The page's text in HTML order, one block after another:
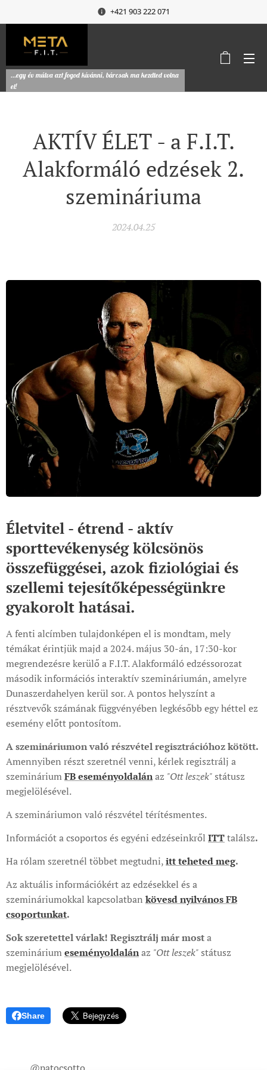
+421 903 222 071
...egy év múlva azt fogod kívánni, bárcsak ma kezdted volna
el!
AKTÍV ÉLET - a F.I.T.
Alakformáló edzések 2.
szemináriuma
2024.04.25
Életvitel - étrend - aktív
sporttevékenység kölcsönös
összefüggései, azok fiziológiai és
szellemi tejesítőképességünkre
gyakorolt hatásai.
A fenti alcímben tulajdonképen el is mondtam, mely
témákat érintjük majd a 2024. május 30-án, 17:30-kor
megrendezésre kerülő a F.I.T. Alakformáló edzéssorozat
második információs interaktív szemináriumán, amelyre
Dunaszerdahelyen kerül sor. A pontos helyszínt a
résztvevők számának függvényében legkésőbb egy héttel ez
esemény előtt pontosítom.
A szemináriumon való részvétel regisztrációhoz kötött.
Amennyiben részt szeretnél venni, kérlek regisztrálj a
szemináriumFB eseményoldalánaz "Ott leszek" státusz
megjelölésével.
A szemináriumon való részvétel térítésmentes.
Információt a csoportos és egyéni edzéseinkről ITTtalálsz.
Ha rólam szeretnél többet megtudni,itt teheted meg.
Az aktuális információkért az edzésekkel és a
szemináriumokkal kapcsolatban kövesd nyilvános FB
csoportunkat.
Sok szeretettel várlak! Regisztrálj már mosta
szemináriumeseményoldalánaz "Ott leszek" státusz
megjelölésével.
Share